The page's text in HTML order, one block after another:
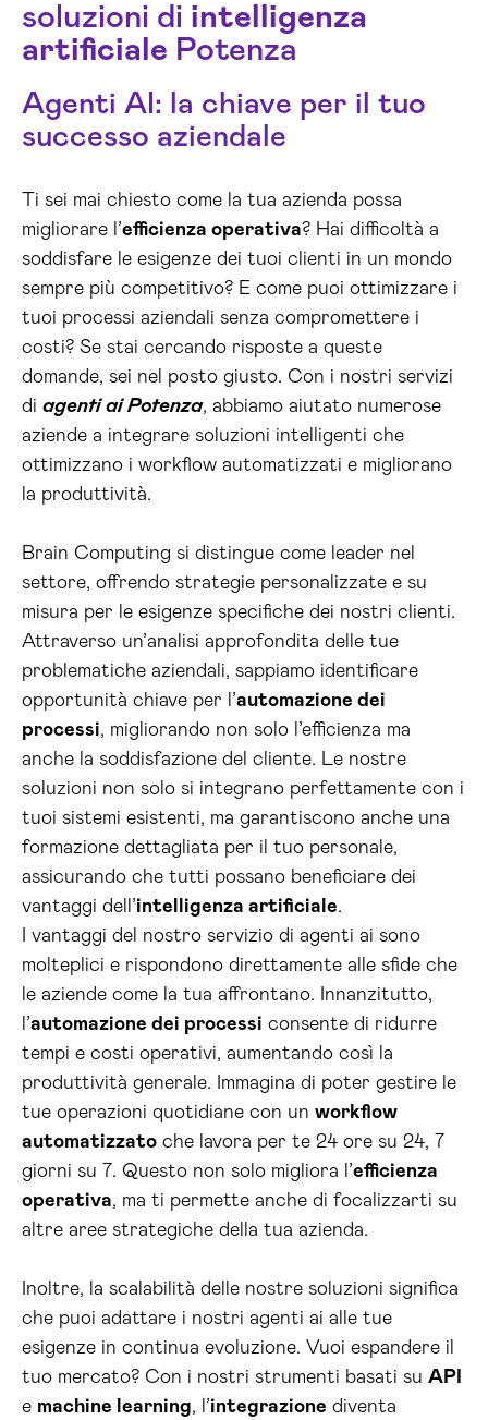
soluzioni di intelligenza
artificiale Potenza
Agenti AI: la chiave per il tuo
successo aziendale
Ti sei mai chiesto come la tua azienda possa
migliorare l’efficienza operativa? Hai difficoltà a
soddisfare le esigenze dei tuoi clienti in un mondo
sempre più competitivo? E come puoi ottimizzare i
tuoi processi aziendali senza compromettere i
costi? Se stai cercando risposte a queste
domande, sei nel posto giusto. Con i nostri servizi
di agenti ai Potenza, abbiamo aiutato numerose
aziende a integrare soluzioni intelligenti che
ottimizzano i workflow automatizzati e migliorano
la produttività.
Brain Computing si distingue come leader nel
settore, offrendo strategie personalizzate e su
misura per le esigenze specifiche dei nostri clienti.
Attraverso un’analisi approfondita delle tue
problematiche aziendali, sappiamo identificare
opportunità chiave per l’automazione dei
processi, migliorando non solo l’efficienza ma
anche la soddisfazione del cliente. Le nostre
soluzioni non solo si integrano perfettamente con i
tuoi sistemi esistenti, ma garantiscono anche una
formazione dettagliata per il tuo personale,
assicurando che tutti possano beneficiare dei
vantaggi dell’intelligenza artificiale.
I vantaggi del nostro servizio di agenti ai sono
molteplici e rispondono direttamente alle sfide che
le aziende come la tua affrontano. Innanzitutto,
l’automazione dei processi consente di ridurre
tempi e costi operativi, aumentando così la
produttività generale. Immagina di poter gestire le
tue operazioni quotidiane con un workflow
automatizzato che lavora per te 24 ore su 24, 7
giorni su 7. Questo non solo migliora l’efficienza
operativa, ma ti permette anche di focalizzarti su
altre aree strategiche della tua azienda.
Inoltre, la scalabilità delle nostre soluzioni significa
che puoi adattare i nostri agenti ai alle tue
esigenze in continua evoluzione. Vuoi espandere il
tuo mercato? Con i nostri strumenti basati su API
e machine learning, l’integrazione diventa